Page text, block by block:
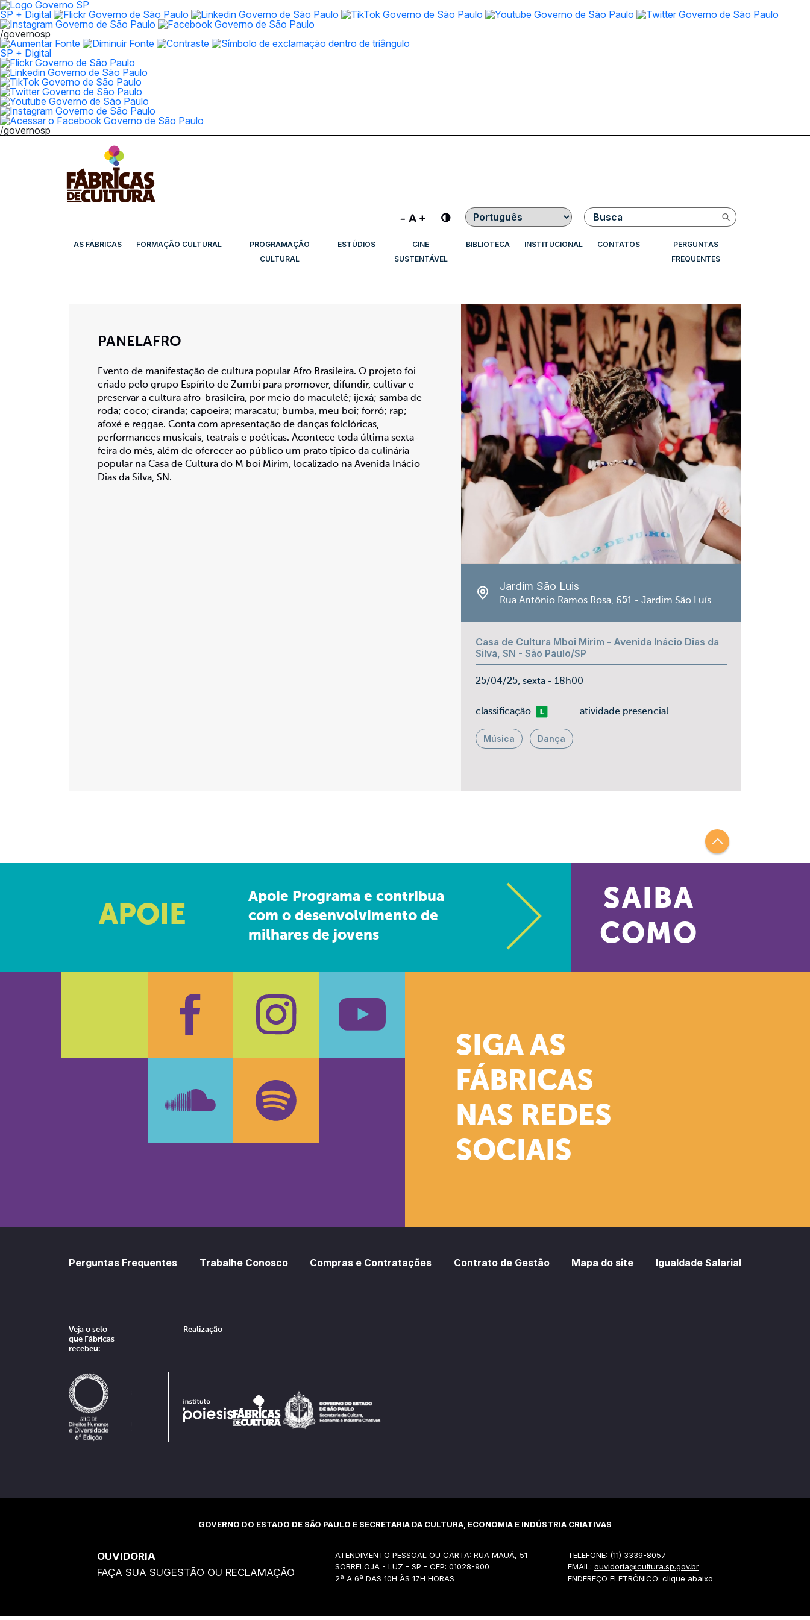
SP + Digital
/governosp
SP + Digital
/governosp
Contraste Buscar
AS FÁBRICAS FORMAÇÃO CULTURAL
PROGRAMAÇÃO
CULTURAL
ESTÚDIOS
CINE
SUSTENTÁVEL
BIBLIOTECA INSTITUCIONAL CONTATOS
PERGUNTAS
FREQUENTES
PANELAFRO
Evento de manifestação de cultura popular Afro Brasileira. O projeto foi
criado pelo grupo Espírito de Zumbi para promover, difundir, cultivar e
preservar a cultura afro-brasileira, por meio do maculelê; ijexá; samba de
roda; coco; ciranda; capoeira; maracatu; bumba, meu boi; forró; rap;
afoxé e reggae. Conta com apresentação de danças folclóricas,
performances musicais, teatrais e poéticas. Acontece toda última sexta-
feira do mês, além de oferecer ao público um prato típico da culinária
popular na Casa de Cultura do M boi Mirim, localizado na Avenida Inácio
Dias da Silva, SN.
Jardim São Luis
Rua Antônio Ramos Rosa, 651 - Jardim São Luís
Casa de Cultura Mboi Mirim - Avenida Inácio Dias da
Silva, SN - São Paulo/SP
25/04/25, sexta - 18h00
classificaçãoLivre atividade presencial
Música Dança
APOIE
Apoie Programa e contribua
com o desenvolvimento de
milhares de jovens
SAIBA
COMO
SIGA AS
FÁBRICAS
NAS REDES
SOCIAIS
FacebookInstagram
Perguntas Frequentes Trabalhe Conosco Compras e Contratações Contrato de Gestão Mapa do site Igualdade Salarial
Veja o selo
que Fábricas
recebeu:
Realização
GOVERNO DO ESTADO DE SÃO PAULO E SECRETARIA DA CULTURA, ECONOMIA E INDÚSTRIA CRIATIVAS
OUVIDORIA
FAÇA SUA SUGESTÃO OU RECLAMAÇÃO
ATENDIMENTO PESSOAL OU CARTA: RUA MAUÁ, 51
SOBRELOJA - LUZ - SP - CEP: 01028-900
2ª A 6ª DAS 10H ÀS 17H HORAS
TELEFONE: (11) 3339-8057
EMAIL: ouvidoria@cultura.sp.gov.br
ENDEREÇO ELETRÔNICO: clique abaixo